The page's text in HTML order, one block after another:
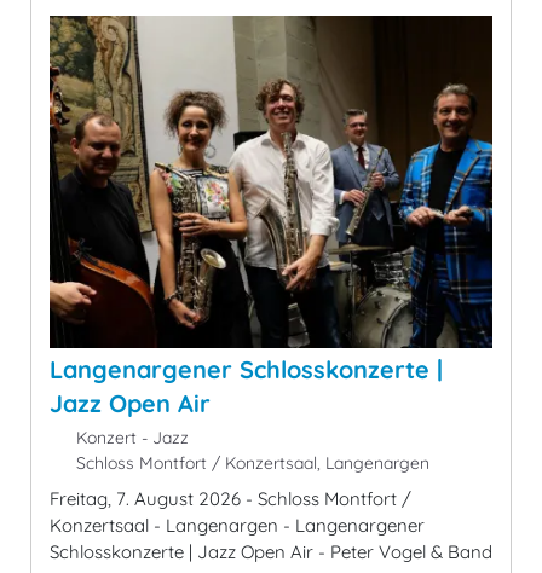
Langenargener Schlosskonzerte |
Jazz Open Air
Konzert - Jazz
Schloss Montfort / Konzertsaal, Langenargen
Freitag, 7. August 2026 - Schloss Montfort /
Konzertsaal - Langenargen - Langenargener
Schlosskonzerte | Jazz Open Air - Peter Vogel & Band